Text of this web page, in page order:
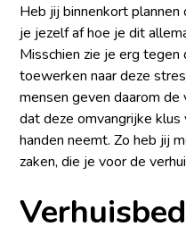
Heb jij binnenkort plannen
je jezelf af hoe je dit
Misschien zie je erg
toewerken naar deze
mensen geven daarom de
dat deze omvangrijke
handen neemt. Zo heb jij
zaken, die je voor de